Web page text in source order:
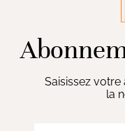
Saisissez
la